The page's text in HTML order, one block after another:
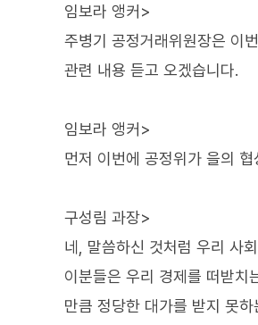
임보라 앵커>
주병기 공정거래위원장은 이
관련 내용 듣고 오겠습니다.
임보라 앵커>
먼저 이번에 공정위가 을의
구성림 과장>
네, 말씀하신 것처럼 우리 사
이분들은 우리 경제를 떠받치
만큼 정당한 대가를 받지 못